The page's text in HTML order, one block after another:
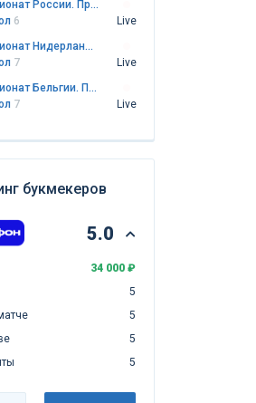
матчи 7
спорте»
Чемпионат России. Премьер-лига
6
Live
Чемпионат Нидерландов. Эредивизи
7
Live
Чемпионат Бельгии. Премьер-лига
7 Live
букмекеров
5.0
34 000 ₽
5
5
5
5